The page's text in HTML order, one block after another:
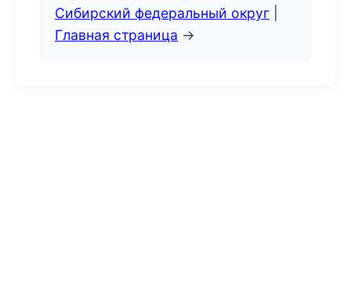
Сибирский федеральный округ
Главная страница →